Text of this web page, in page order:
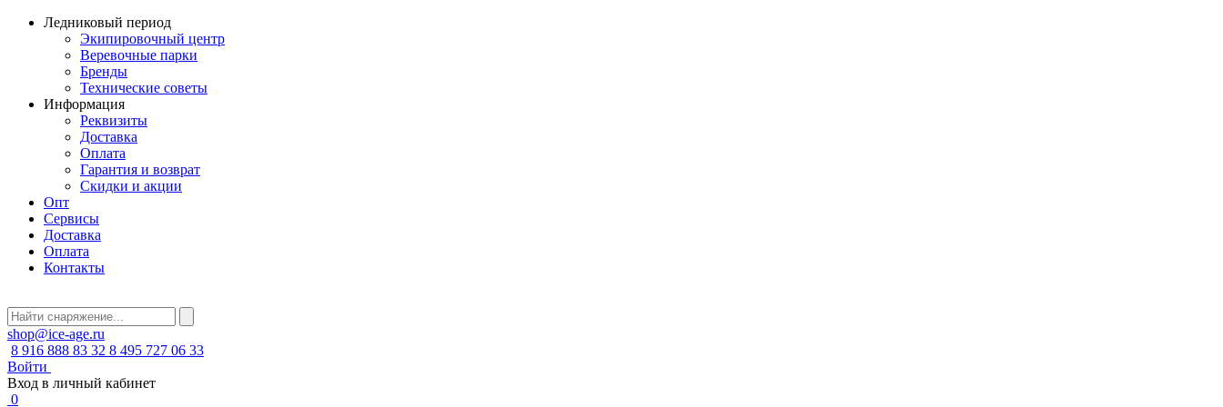
Ледниковый период
Экипировочный центр
Веревочные парки
Бренды
Технические советы
Информация
Реквизиты
Доставка
Оплата
Гарантия и возврат
Скидки и акции
Опт
Сервисы
Доставка
Оплата
Контакты
shop@ice-age.ru
8 916 888 83 32 8 495 727 06 33
Войти
Вход в личный кабинет
0